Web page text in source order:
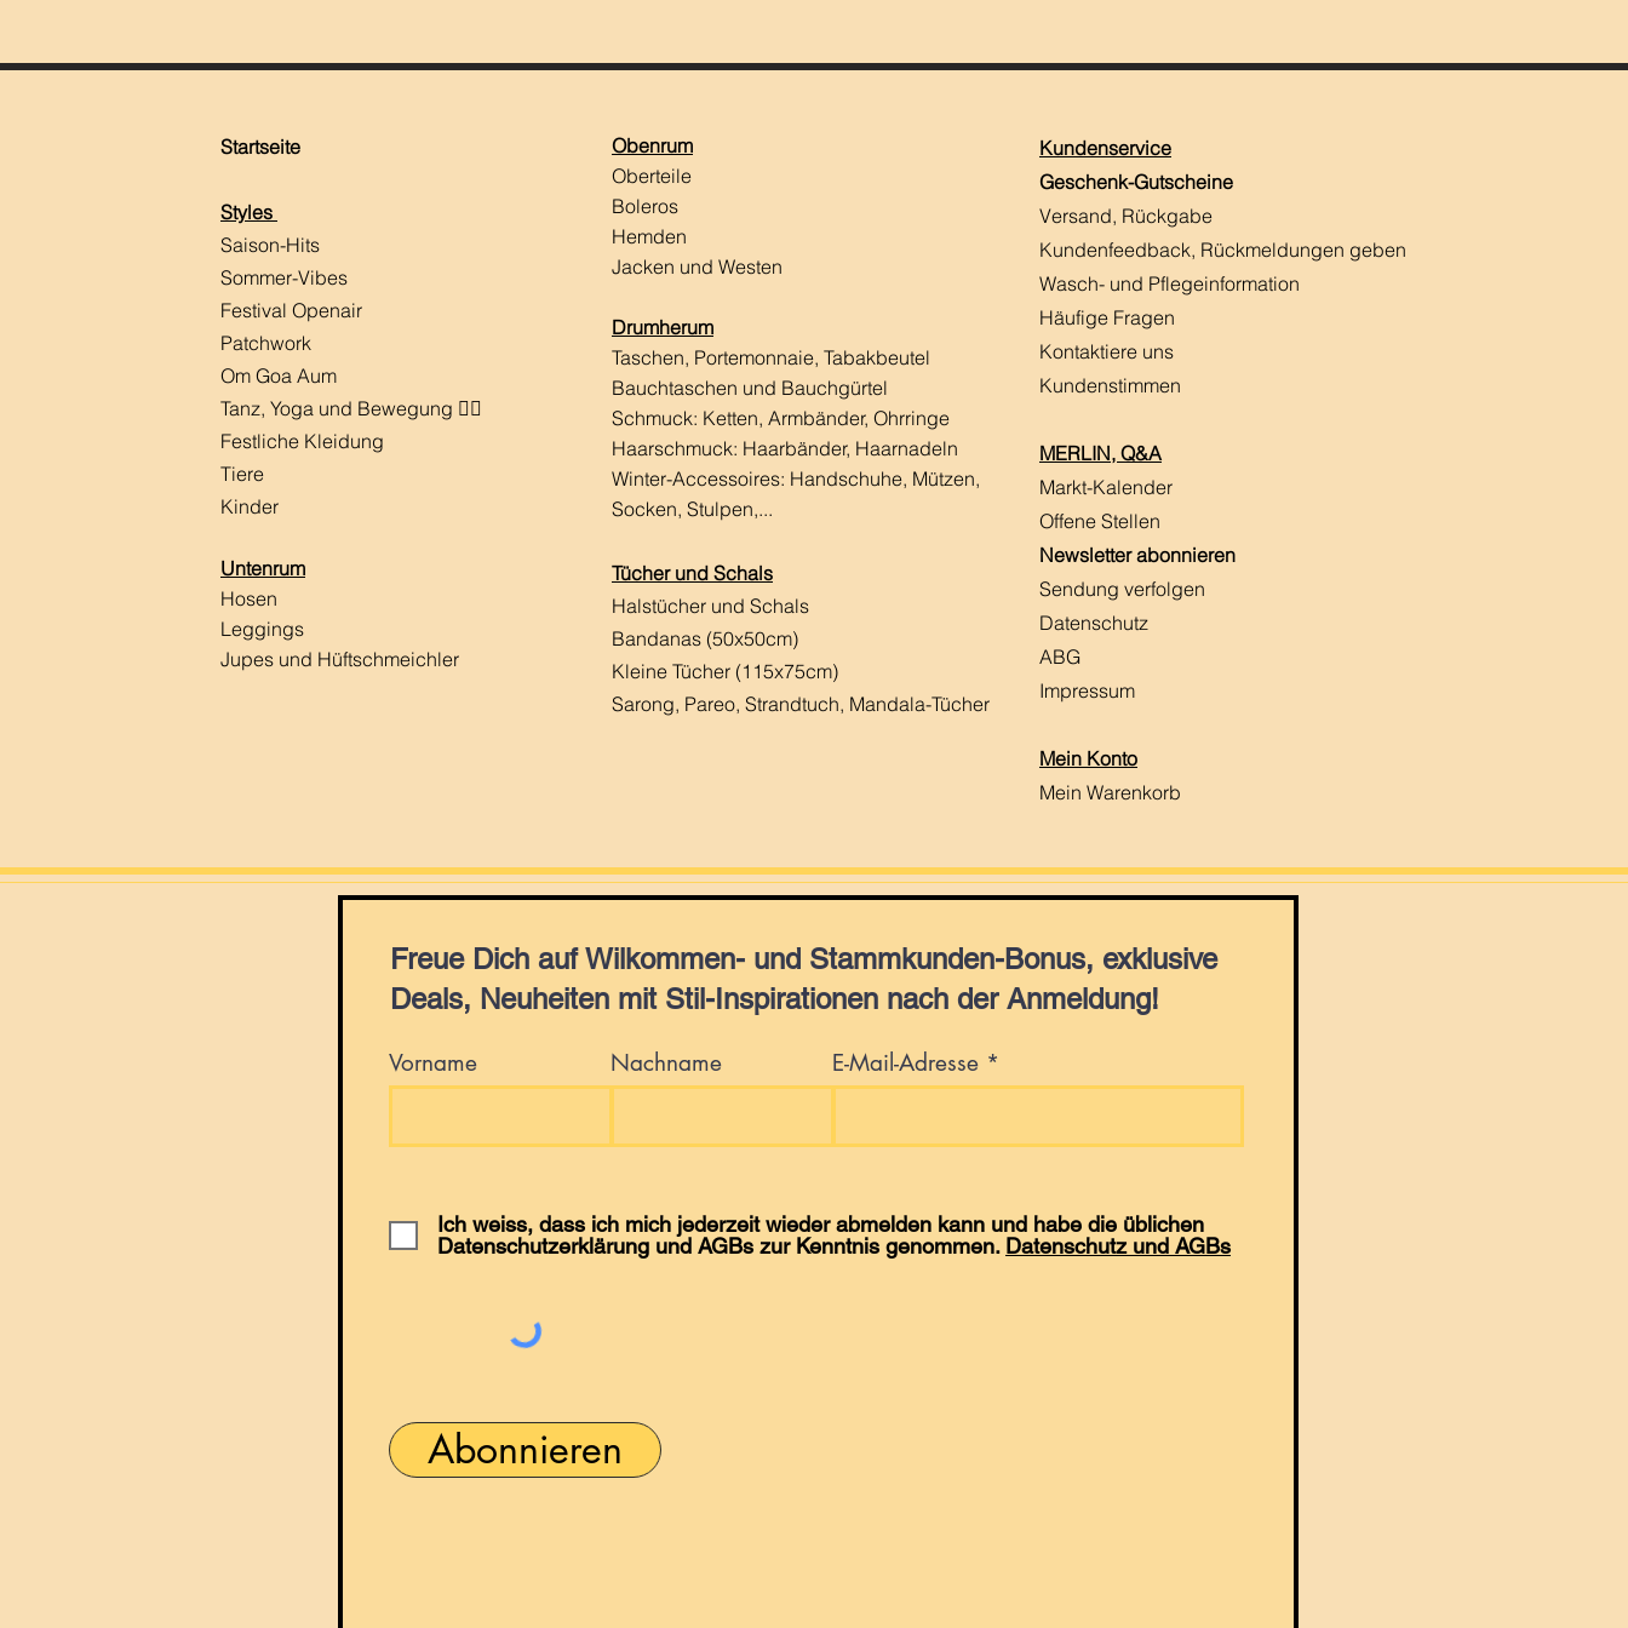
Startseite
Styles
Saison-Hits
​Sommer-Vibes
Festival Openair
Patchwork
Om Goa Aum
Tanz, Yoga und Bewegung 🧘‍♀️
Festliche Kleidung
Tiere
Kinder
Untenrum
Hosen
Leggings
Jupes und Hüftschmeichler
Obenrum
Oberteile
Boleros
Hemden
Jacken und Westen
Drumherum
Taschen, Portemonnaie, Tabakbeutel
Bauchtaschen und Bauchgürtel
Schmuck: Ketten, Armbänder, Ohrringe
Haarschmuck: Haarbänder, Haarnadeln
Winter-Accessoires: Handschuhe, Mützen,
Socken, Stulpen,...
Tücher und Schals
Halstücher und Schals
Bandanas (50x50cm)
Kleine Tücher (115x75cm)
Sarong, Pareo, Strandtuch, Mandala-Tücher
Kundenservice
Geschenk-Gutscheine
Versand, Rückgabe
Kundenfeedback, Rückmeldungen ​ geben
Wasch- und Pflegeinformation
Häufige Fragen
Kontaktiere uns
Kundenstimmen
MERLIN, Q&A
Markt-Kalender
Offene Stellen
Newsletter abonnieren
Sendung verfolgen
Datenschutz
ABG
Impressum
Mein Konto
Mein Warenkorb
Freue Dich auf Wilkommen- und Stammkunden-Bonus, exklusive
Deals, Neuheiten mit Stil-Inspirationen nach der Anmeldung!
Vorname Nachname E-Mail-Adresse
Ich weiss, dass ich mich jederzeit wieder abmelden kann und habe die üblichen
Datenschutzerklärung und AGBs zur Kenntnis genommen. Datenschutz und AGBs
Abonnieren